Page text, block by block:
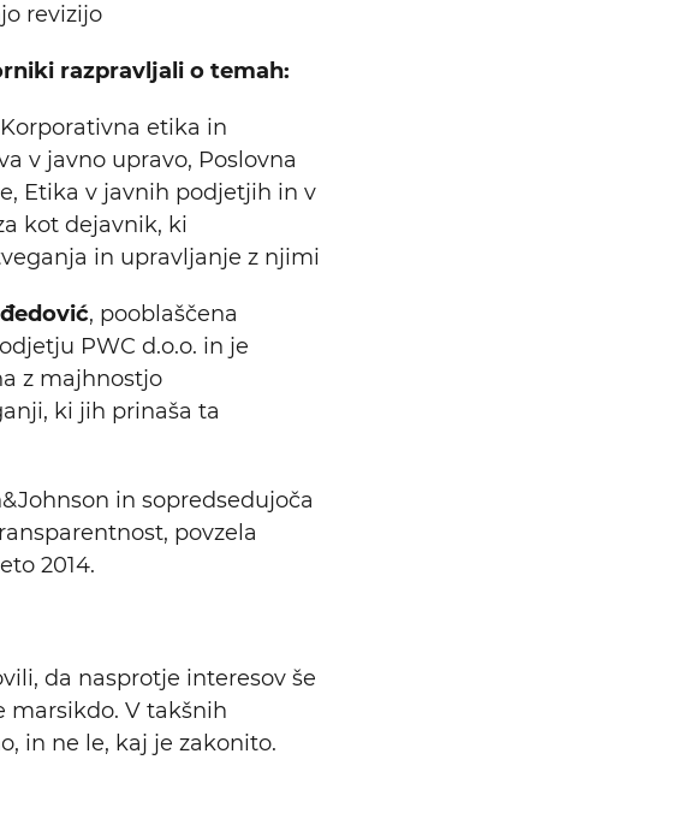
revizijo
razpravljali o temah:
etika in
v javno upravo, Poslovna
Etika v javnih podjetjih in v
kot dejavnik, ki
in upravljanje z njimi
, pooblaščena
PWC d.o.o. in je
z majhnostjo
ki jih prinaša ta
in sopredsedujoča
povzela
2014.
da nasprotje interesov še
marsikdo. V takšnih
in ne le, kaj je zakonito.